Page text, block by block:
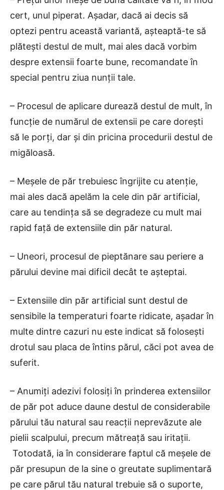
cert, unul piperat. Așadar, dacă ai decis să
optezi pentru această variantă, așteaptă-te să
plătești destul de mult, mai ales dacă vorbim
despre extensii foarte bune, recomandate în
special pentru ziua nunții tale.
– Procesul de aplicare durează destul de mult, în
funcție de numărul de extensii pe care dorești
să le porți, dar și din pricina procedurii destul de
migăloasă.
– Meșele de păr trebuiesc îngrijite cu atenție,
mai ales dacă apelăm la cele din păr artificial,
care au tendința să se degradeze cu mult mai
rapid față de extensiile din păr natural.
– Uneori, procesul de pieptănare sau periere a
părului devine mai dificil decât te așteptai.
– Extensiile din păr artificial sunt destul de
sensibile la temperaturi foarte ridicate, așadar în
multe dintre cazuri nu este indicat să folosești
drotul sau placa de întins părul, căci pot avea de
suferit.
– Anumiți adezivi folosiți în prinderea extensiilor
de păr pot aduce daune destul de considerabile
părului tău natural sau reacții neprevăzute ale
pielii scalpului, precum mătreață sau iritații.
Totodată, ia în considerare faptul că meșele de
păr presupun de la sine o greutate suplimentară
pe care părul tău natural trebuie să o suporte,